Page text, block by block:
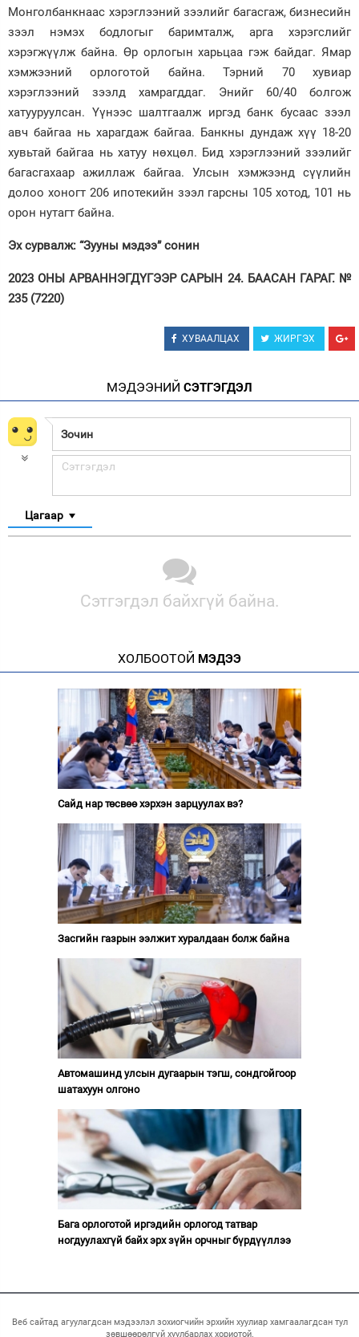
Монголбанкнаас хэрэглээний зээлийг багасгаж, бизнесийн
зээл нэмэх бодлогыг баримталж, арга хэрэгслийг
хэрэгжүүлж байна. Өр орлогын харьцаа гэж байдаг. Ямар
хэмжээний орлоготой байна. Тэрний 70 хувиар
хэрэглээний зээлд хамрагддаг. Энийг 60/40 болгож
хатууруулсан. Үүнээс шалтгаалж иргэд банк бусаас зээл
авч байгаа нь харагдаж байгаа. Банкны дундаж хүү 18-20
хувьтай байгаа нь хатуу нөхцөл. Бид хэрэглээний зээлийг
багасгахаар ажиллаж байгаа. Улсын хэмжээнд сүүлийн
долоо хоногт 206 ипотекийн зээл гарсны 105 хотод, 101 нь
орон нутагт байна.
Эх сурвалж: “Зууны мэдээ” сонин
2023 ОНЫ АРВАННЭГДҮГЭЭР САРЫН 24. БААСАН ГАРАГ. №
235 (7220)
ХУВААЛЦАХ ЖИРГЭХ
МЭДЭЭНИЙ СЭТГЭГДЭЛ
Цагаар
Сэтгэгдэл байхгүй байна.
ХОЛБООТОЙ МЭДЭЭ
Сайд нар төсвөө хэрхэн зарцуулах вэ?
Засгийн газрын ээлжит хуралдаан болж байна
Автомашинд улсын дугаарын тэгш, сондгойгоор
шатахуун олгоно
Бага орлоготой иргэдийн орлогод татвар
ногдуулахгүй байх эрх зүйн орчныг бүрдүүллээ
Веб сайтад агуулагдсан мэдээлэл зохиогчийн эрхийн хуулиар хамгаалагдсан тул
зөвшөөрөлгүй хуулбарлах хориотой.